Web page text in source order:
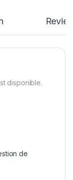
disponible.
de